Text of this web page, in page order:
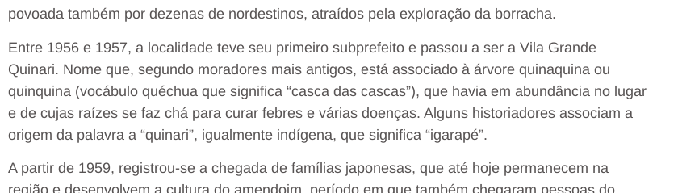
povoada também por dezenas de nordestinos, atraídos pela exploração da borracha.
Entre 1956 e 1957, a localidade teve seu primeiro subprefeito e passou a ser a Vila Grande
Quinari. Nome que, segundo moradores mais antigos, está associado à árvore quinaquina ou
quinquina (vocábulo quéchua que significa “casca das cascas”), que havia em abundância no lugar
e de cujas raízes se faz chá para curar febres e várias doenças. Alguns historiadores associam a
origem da palavra a “quinari”, igualmente indígena, que significa “igarapé”.
A partir de 1959, registrou-se a chegada de famílias japonesas, que até hoje permanecem na
região e desenvolvem a cultura do amendoim, período em que também chegaram pessoas do